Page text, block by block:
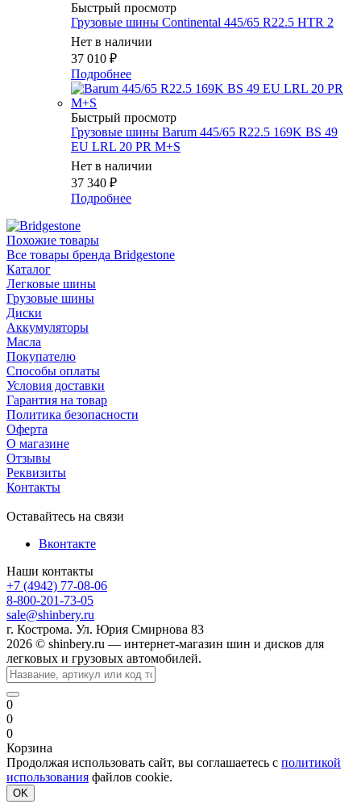
Быстрый просмотр
Грузовые шины Continental 445/65 R22.5 HTR 2
Нет в наличии
37 010 ₽
Подробнее
Быстрый просмотр
Грузовые шины Barum 445/65 R22.5 169K BS 49
EU LRL 20 PR M+S
Нет в наличии
37 340 ₽
Подробнее
Похожие товары
Все товары бренда Bridgestone
Каталог
Легковые шины
Грузовые шины
Диски
Аккумуляторы
Масла
Покупателю
Способы оплаты
Условия доставки
Гарантия на товар
Политика безопасности
Оферта
О магазине
Отзывы
Реквизиты
Контакты
Оставайтесь на связи
Вконтакте
Наши контакты
+7 (4942) 77-08-06
8-800-201-73-05
sale@shinbery.ru
г. Кострома. Ул. Юрия Смирнова 83
2026 © shinbery.ru — интернет-магазин шин и дисков для
легковых и грузовых автомобилей.
0
0
0
Корзина
Продолжая использовать сайт, вы соглашаетесь с политикой
использования файлов cookie.
OK